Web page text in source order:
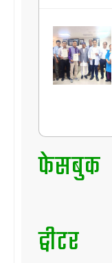
फेसबुक
ट्वीटर